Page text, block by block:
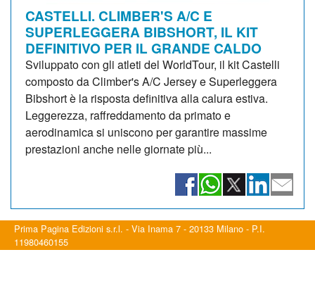
CASTELLI. CLIMBER'S A/C E
SUPERLEGGERA BIBSHORT, IL KIT
DEFINITIVO PER IL GRANDE CALDO
Sviluppato con gli atleti del WorldTour, il kit Castelli
composto da Climber's A/C Jersey e Superleggera
Bibshort è la risposta definitiva alla calura estiva.
Leggerezza, raffreddamento da primato e
aerodinamica si uniscono per garantire massime
prestazioni anche nelle giornate più...
Prima Pagina Edizioni s.r.l. - Via Inama 7 - 20133 Milano - P.I.
11980460155